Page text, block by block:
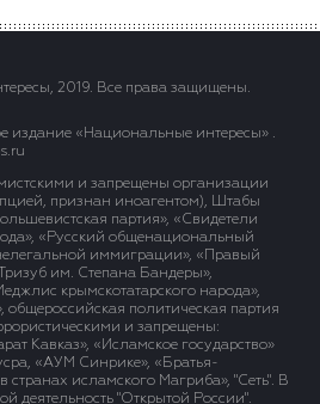
2019. Все права защищены.
издание «Национальные интересы» .
и запрещены организации
признан иноагентом), Штабы
партия», «Свидетели
«Русский общенациональный
иммиграции», «Правый
им. Степана Бандеры»,
крымскотатарского народа»,
общероссийская политическая партия
и запрещены:
Кавказ», «Исламское государство»
«АУМ Синрике», «Братья-
исламского Магриба», "Сеть". В
деятельность "Открытой России".